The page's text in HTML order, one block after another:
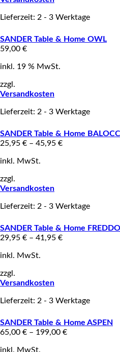
Lieferzeit: 2 - 3 Werktage
SANDER Table & Home OWL
59,00 €
inkl. 19 % MwSt.
zzgl.
Versandkosten
Lieferzeit: 2 - 3 Werktage
SANDER Table & Home
25,95 € – 45,95 €
inkl. MwSt.
zzgl.
Versandkosten
Lieferzeit: 2 - 3 Werktage
SANDER Table & Home FREDDO
29,95 € – 41,95 €
inkl. MwSt.
zzgl.
Versandkosten
Lieferzeit: 2 - 3 Werktage
SANDER Table & Home ASPEN
65,00 € – 199,00 €
inkl. MwSt.